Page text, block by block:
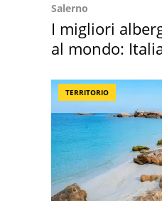
Salerno
I migliori
al mondo:
TERRITORIO